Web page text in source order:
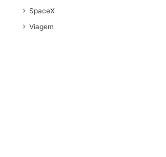
SpaceX
Viagem